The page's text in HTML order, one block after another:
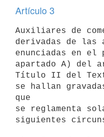
Artículo 3
Auxiliares de
derivadas de las
enunciadas en
apartado A) del
Título II del
se hallan
que
se reglamenta
siguientes